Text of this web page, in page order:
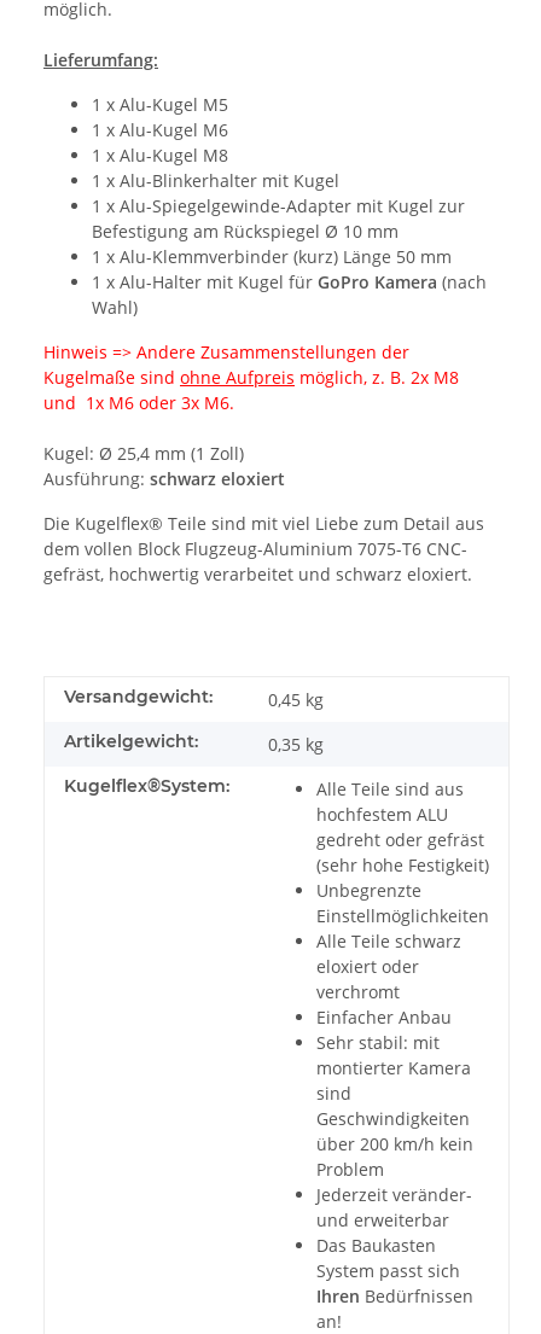
möglich.
Lieferumfang:
1 x Alu-Kugel M5
1 x Alu-Kugel M6
1 x Alu-Kugel M8
1 x Alu-Blinkerhalter mit Kugel
1 x Alu-Spiegelgewinde-Adapter mit Kugel zur
Befestigung am Rückspiegel Ø 10 mm
1 x Alu-Klemmverbinder (kurz) Länge 50 mm
1 x Alu-Halter mit Kugel für GoPro Kamera (nach
Wahl)
Hinweis => Andere Zusammenstellungen der
Kugelmaße sind ohne Aufpreis möglich, z. B. 2x M8
und 1x M6 oder 3x M6.
Kugel: Ø 25,4 mm (1 Zoll)
Ausführung: schwarz eloxiert
Die Kugelflex® Teile sind mit viel Liebe zum Detail aus
dem vollen Block Flugzeug-Aluminium 7075-T6 CNC-
gefräst, hochwertig verarbeitet und schwarz eloxiert.
Versandgewicht: 0,45 kg
Artikelgewicht: 0,35 kg
Kugelflex®System:
Alle Teile sind aus
hochfestem ALU
gedreht oder gefräst
(sehr hohe Festigkeit)
Unbegrenzte
Einstellmöglichkeiten
Alle Teile schwarz
eloxiert oder
verchromt
Einfacher Anbau
Sehr stabil: mit
montierter Kamera
sind
Geschwindigkeiten
über 200 km/h kein
Problem
Jederzeit veränder-
und erweiterbar
Das Baukasten
System passt sich
Ihren Bedürfnissen
an!